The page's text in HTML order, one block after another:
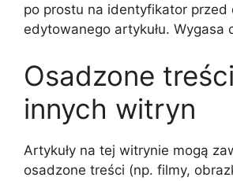
po prostu na identyfikator przed
edytowanego artykułu. Wygasa
Osadzone
innych witryn
Artykuły na tej witrynie mogą
osadzone treści (np. filmy,